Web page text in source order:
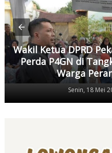
Wakil Ketua DPRD
Perda P4GN di
Warga
Senin, 18 Mei